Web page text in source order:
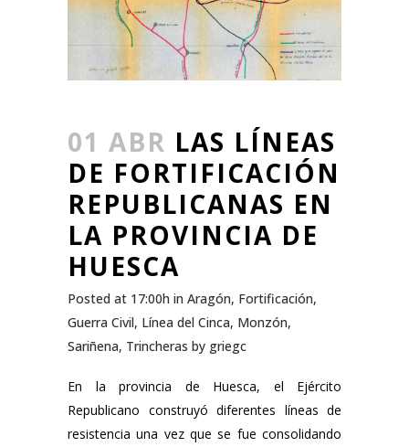
01 ABR LAS LÍNEAS
DE FORTIFICACIÓN
REPUBLICANAS EN
LA PROVINCIA DE
HUESCA
Posted at 17:00h in Aragón, Fortificación,
Guerra Civil, Línea del Cinca, Monzón,
Sariñena, Trincheras by griegc
En la provincia de Huesca, el Ejército
Republicano construyó diferentes líneas de
resistencia una vez que se fue consolidando